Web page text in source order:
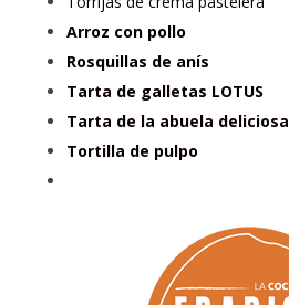
Arroz con pollo
Rosquillas de anís
Tarta de galletas LOTUS
Tarta de la abuela deliciosa
Tortilla de pulpo